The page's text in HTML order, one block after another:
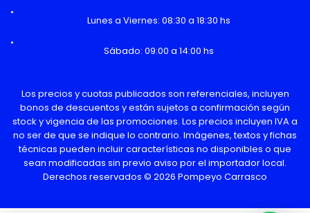
Lunes a Viernes: 08:30 a 18:30 hs
Sábado: 09:00 a 14:00 hs
Los precios y cuotas publicados son referenciales, incluyen
bonos de descuentos y están sujetos a confirmación según
stock y vigencia de las promociones. Los precios incluyen IVA a
no ser de que se indique lo contrario. Imágenes, textos y fichas
técnicas pueden incluir características no disponibles o que
sean modificadas sin previo aviso por el importador local.
Derechos reservados © 2026 Pompeyo Carrasco